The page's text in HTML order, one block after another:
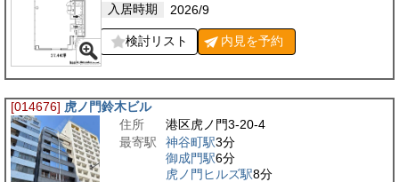
入居時期
2026/9
検討リスト 内見を予約
[014676] 虎ノ門鈴木ビル
住所
港区虎ノ門3-20-4
最寄駅
神谷町駅3分
御成門駅6分
虎ノ門ヒルズ駅8分